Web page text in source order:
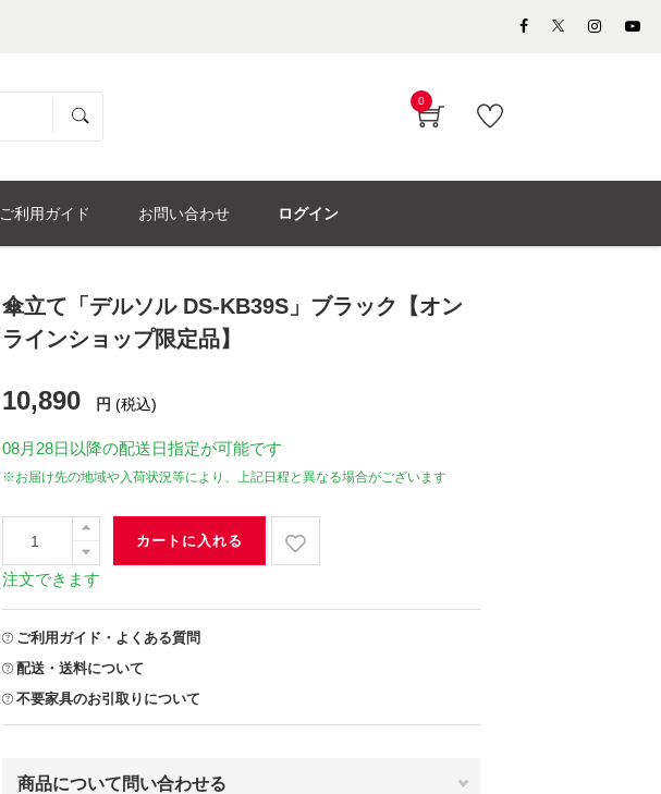
0
ご利用ガイド お問い合わせ ログイン
傘立て「デルソル DS-KB39S」ブラック【オン
ラインショップ限定品】
10,890 円 (税込)
08月28日 以降の配送日指定が可能です
※お届け先の地域や入荷状況等により、上記日程と異なる場合がございます
カートに入れる
注文できます
ご利用ガイド・よくある質問
配送・送料について
不要家具のお引取りについて
商品について問い合わせる